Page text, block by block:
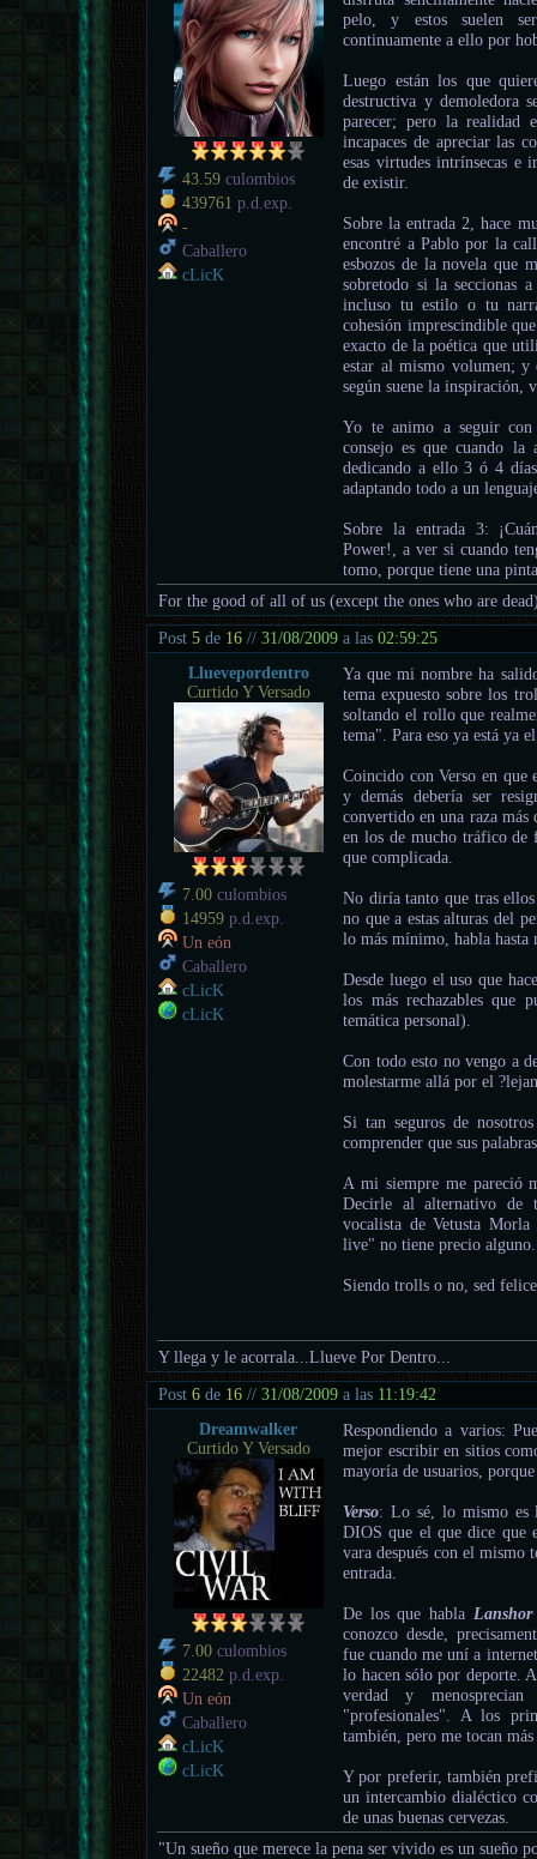
43.59 culombios
439761 p.d.exp.
-
Caballero
cLicK
pelo, y estos suelen
continuamente a ello por
Luego están los que
destructiva y demoledora
parecer; pero la realidad
incapaces de apreciar las
esas virtudes intrínsecas e
de existir.
Sobre la entrada 2, hace
encontré a Pablo por la
esbozos de la novela que
sobretodo si la seccionas
incluso tu estilo o tu
cohesión imprescindible
exacto de la poética que
estar al mismo volumen; y
según suene la inspiración,
Yo te animo a seguir
consejo es que cuando la
dedicando a ello 3 ó 4
adaptando todo a un
Sobre la entrada 3:
Power!, a ver si cuando
tomo, porque tiene una
For the good of all of us (except the ones who are
Post5 de 16 //31/08/2009 a las02:59:25
Lluevepordentro
Curtido Y Versado
7.00 culombios
14959 p.d.exp.
Un eón
Caballero
cLicK
cLicK
Ya que mi nombre ha
tema expuesto sobre los
soltando el rollo que
tema". Para eso ya está ya
Coincido con Verso en
y demás debería ser
convertido en una raza más
en los de mucho tráfico de
que complicada.
No diría tanto que tras
no que a estas alturas del
lo más mínimo, habla hasta
Desde luego el uso que
los más rechazables
temática personal).
Con todo esto no vengo a
molestarme allá por el
Si tan seguros de
comprender que sus
A mi siempre me pareció
Decirle al alternativo de
vocalista de Vetusta
live" no tiene precio alguno.
Siendo trolls o no, sed
Y llega y le acorrala...Llueve Por Dentro...
Post6 de 16 //31/08/2009 a las 11:19:42
Dreamwalker
Curtido Y Versado
7.00 culombios
22482 p.d.exp.
Un eón
Caballero
cLicK
cLicK
Respondiendo a varios:
mejor escribir en sitios
mayoría de usuarios,
Verso: Lo sé, lo mismo es
DIOS que el que dice que
vara después con el mismo
entrada.
De los que habla Lanshor
conozco desde,
fue cuando me uní a
lo hacen sólo por deporte.
verdad y
"profesionales". A los
también, pero me tocan
Y por preferir, también
un intercambio dialéctico
de unas buenas cervezas.
"Un sueño que merece la pena ser vivido es un sueño